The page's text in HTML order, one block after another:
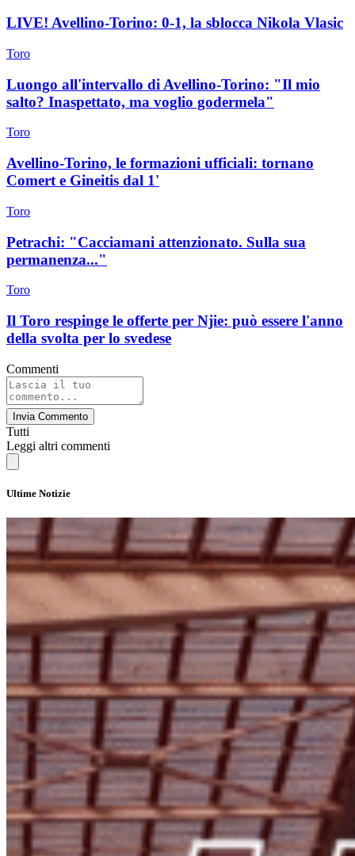
LIVE! Avellino-Torino: 0-1, la sblocca Nikola Vlasic
Toro
Luongo all'intervallo di Avellino-Torino: "Il mio
salto? Inaspettato, ma voglio godermela"
Toro
Avellino-Torino, le formazioni ufficiali: tornano
Comert e Gineitis dal 1'
Toro
Petrachi: "Cacciamani attenzionato. Sulla sua
permanenza..."
Toro
Il Toro respinge le offerte per Njie: può essere l'anno
della svolta per lo svedese
Commenti
Invia Commento
Tutti
Leggi altri commenti
Ultime Notizie